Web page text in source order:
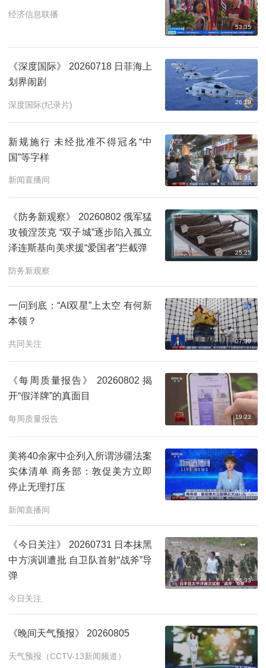
经济信息联播
53:35
《深度国际》 20260718 日菲海上
划界闹剧
深度国际(纪录片) 26:19
新规施行 未经批准不得冠名“中
国”等字样
新闻直播间 01:31
《防务新观察》 20260802 俄军猛
攻顿涅茨克 “双子城”逐步陷入孤立
泽连斯基向美求援“爱国者”拦截弹
防务新观察
25:25
一问到底：“AI双星”上太空 有何新
本领？
共同关注 07:30
《每周质量报告》 20260802 揭
开“假洋牌”的真面目
每周质量报告 19:23
美将40余家中企列入所谓涉疆法案
实体清单 商务部：敦促美方立即
停止无理打压
新闻直播间
01:24
《今日关注》 20260731 日本抹黑
中方演训遭批 自卫队首射“战斧”导
弹
今日关注
24:33
《晚间天气预报》 20260805
天气预报（CCTV-13新闻频道）